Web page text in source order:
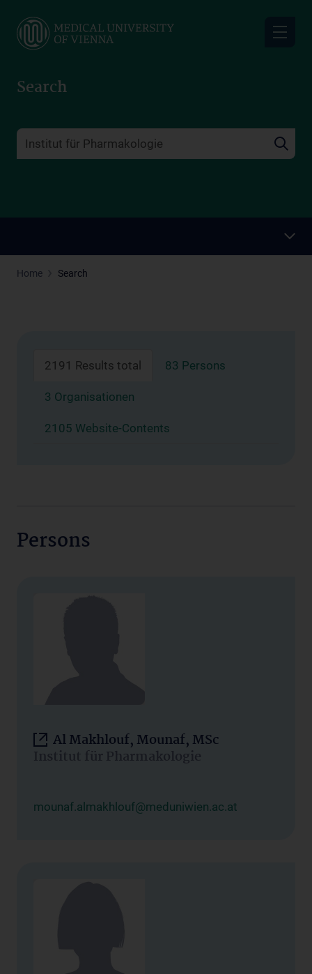
main
Search
Home Search
2191 Results total 83 Persons
3 Organisationen
2105 Website-Contents
Persons
Al Makhlouf, Mounaf, MSc
Institut für Pharmakologie
mounaf.almakhlouf@meduniwien.ac.at